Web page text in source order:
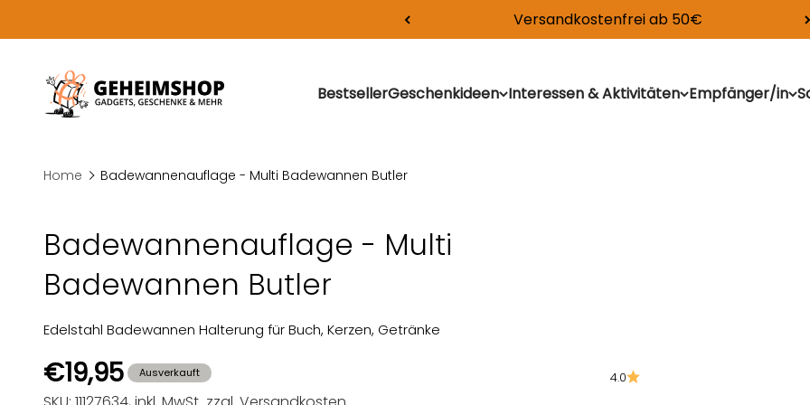
Versandkostenfrei ab 50€
BestsellerGeschenkideen Interessen & Aktivitäten Empfänger/in
Geheimshop.de: Gadgets, Geschenke und Geschenkideen
Home Badewannenauflage - Multi Badewannen Butler
Badewannenauflage - Multi
Badewannen Butler
Edelstahl Badewannen Halterung für Buch, Kerzen, Getränke
Angebot
€19,95 Ausverkauft 4.0